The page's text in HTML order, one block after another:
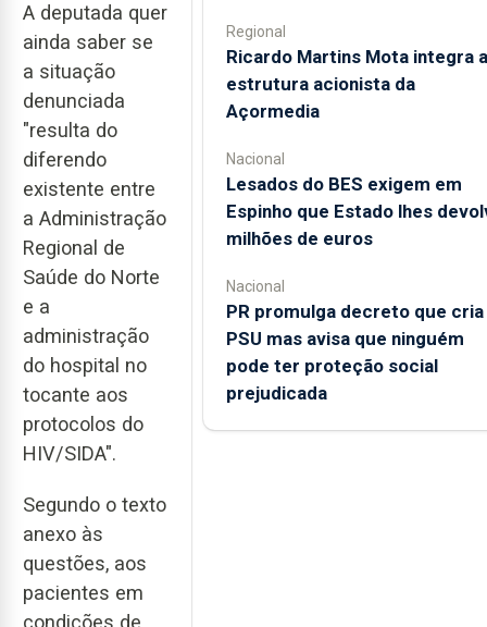
A deputada quer
ainda saber se
a situação
denunciada
"resulta do
diferendo
existente entre
a Administração
Regional de
Saúde do Norte
e a
administração
do hospital no
tocante aos
protocolos do
HIV/SIDA".
Segundo o texto
anexo às
questões, aos
pacientes em
condições de
Regional
Ricardo Martins Mota integra a
estrutura acionista da
Açormedia
Nacional
Lesados do BES exigem em
Espinho que Estado lhes
milhões de euros
Nacional
PR promulga decreto que cria
PSU mas avisa que ninguém
pode ter proteção social
prejudicada